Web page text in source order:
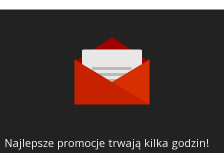
Najlepsze promocje trwają kilka godzin!